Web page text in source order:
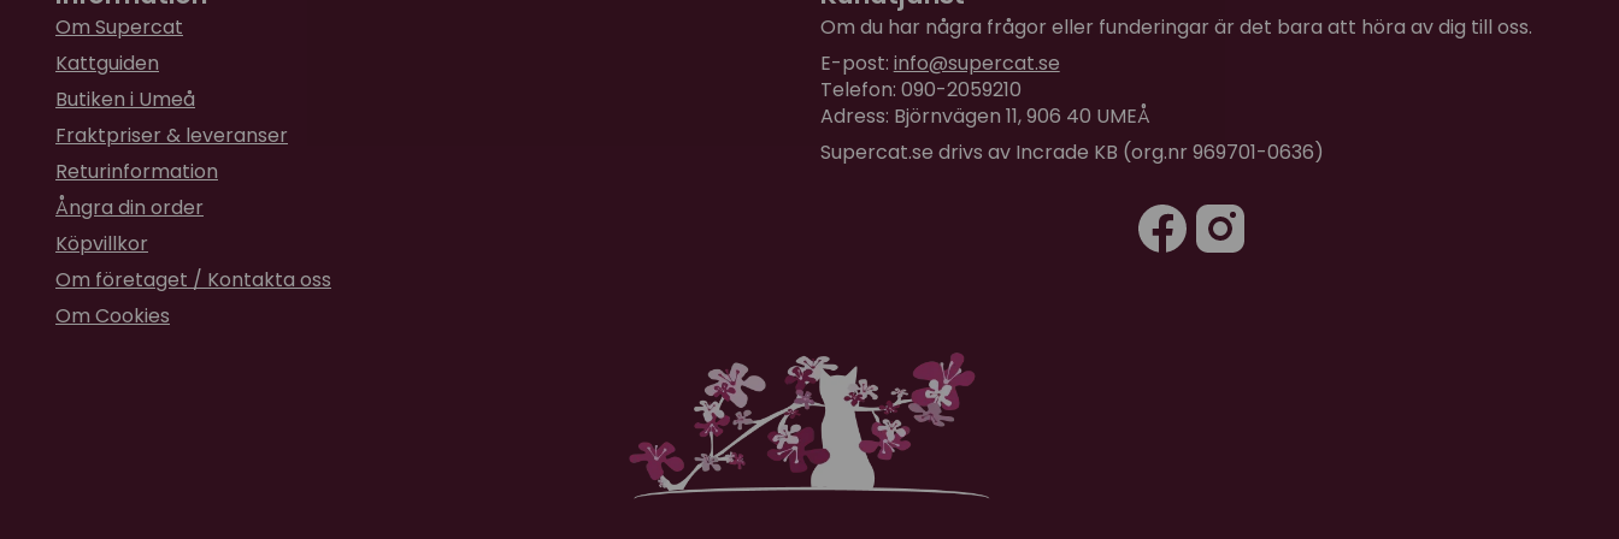
Takhöjd 265-280 cm = 30 cm mittpelare Ø 13 cm
Takhöjd 281-296 cm = 45 cm mittpelare Ø13 cm
Placeras trädet i rum med takhöjd över 296 cm så omfattas det inte av
fabriksgaratin.
Obs! Frakten ingår i priset.
Om Supercat
Kattguiden
Butiken i Umeå
Fraktpriser & leveranser
Returinformation
Ångra din order
Köpvillkor
Om företaget / Kontakta oss
Om Cookies
Om du har några frågor eller funderingar är det bara att höra av dig till oss.
E-post: info@supercat.se
Telefon: 090-2059210
Adress: Björnvägen 11, 906 40 UMEÅ
Supercat.se drivs av Incrade KB (org.nr 969701-0636)